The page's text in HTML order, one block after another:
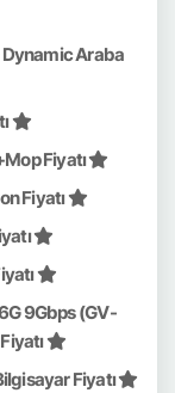
Dynamic Araba
Fiyatı
Fiyatı
9Gbps (GV-
Fiyatı